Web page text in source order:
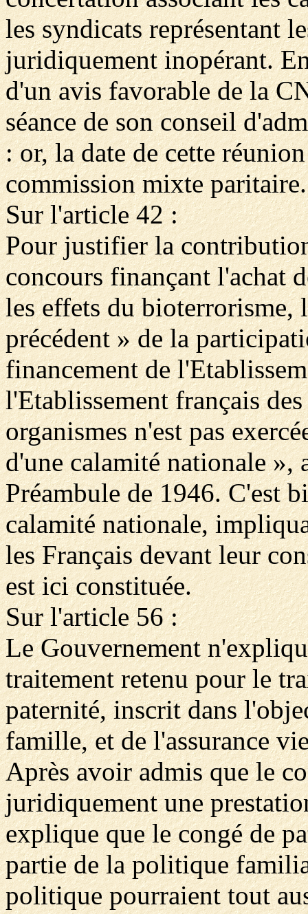
les syndicats représentant
juridiquement inopérant.
d'un avis favorable de la
séance de son conseil
: or, la date de cette
commission mixte paritaire.
Sur l'article 42 :
Pour justifier la
concours finançant l'achat
les effets du bioterrorisme,
précédent » de la
financement de
l'Etablissement français
organismes n'est pas
d'une calamité nationale »,
Préambule de 1946. C'est
calamité nationale,
les Français devant leur
est ici constituée.
Sur l'article 56 :
Le Gouvernement
traitement retenu pour le
paternité, inscrit dans
famille, et de l'assurance
Après avoir admis que le
juridiquement une
explique que le congé de
partie de la politique
politique pourraient tout